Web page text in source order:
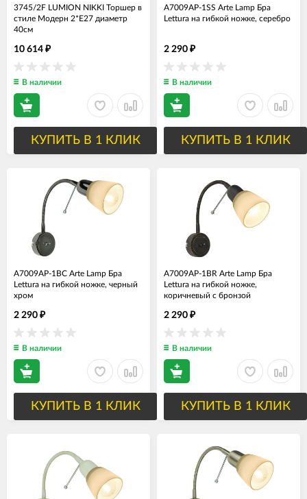
3745/2F LUMION NIKKI Торшер в
стиле Модерн 2*Е27 диаметр
40см
10 614 ₽
В наличии
КУПИТЬ В 1 КЛИК
A7009AP-1SS Arte Lamp Бра
Lettura на гибкой ножке, серебро
2 290 ₽
В наличии
КУПИТЬ В 1 КЛИК
A7009AP-1BC Arte Lamp Бра
Lettura на гибкой ножке, черный
хром
2 290 ₽
В наличии
КУПИТЬ В 1 КЛИК
A7009AP-1BR Arte Lamp Бра
Lettura на гибкой ножке,
коричневый с бронзой
2 290 ₽
В наличии
КУПИТЬ В 1 КЛИК